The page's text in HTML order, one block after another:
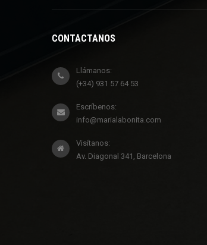
CONTÁCTANOS
Llámanos:
(+34) 931 57 64 53
Escríbenos:
info@marialabonita.com
Visítanos:
Av. Diagonal 341, Barcelona